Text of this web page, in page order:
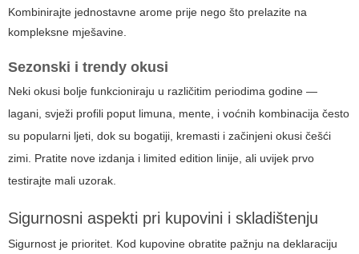
Kombinirajte jednostavne arome prije nego što prelazite na
kompleksne mješavine.
Sezonski i trendy okusi
Neki okusi bolje funkcioniraju u različitim periodima godine —
lagani, svježi profili poput limuna, mente, i voćnih kombinacija često
su popularni ljeti, dok su bogatiji, kremasti i začinjeni okusi češći
zimi. Pratite nove izdanja i limited edition linije, ali uvijek prvo
testirajte mali uzorak.
Sigurnosni aspekti pri kupovini i skladištenju
Sigurnost je prioritet. Kod kupovine obratite pažnju na deklaraciju